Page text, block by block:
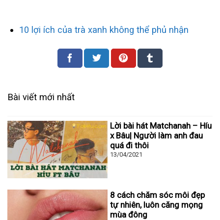
10 lợi ích của trà xanh không thể phủ nhận
Bài viết mới nhất
Lời bài hát Matchanah – Híu
x Bâu| Người làm anh đau
quá đi thôi
13/04/2021
8 cách chăm sóc môi đẹp
tự nhiên, luôn căng mọng
mùa đông